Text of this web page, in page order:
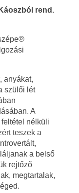
rend.
anyákat,
szülői lét
A
nélküli
teszek a
a belső
rejtőző
megtartalak,